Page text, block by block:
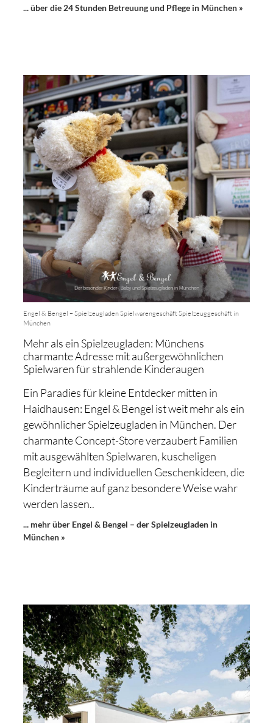
... über die 24 Stunden Betreuung und Pflege in München »
Engel & Bengel – Spielzeugladen Spielwarengeschäft Spielzeuggeschäft in
München
Mehr als ein Spielzeugladen: Münchens
charmante Adresse mit außergewöhnlichen
Spielwaren für strahlende Kinderaugen
Ein Paradies für kleine Entdecker mitten in
Haidhausen: Engel & Bengel ist weit mehr als ein
gewöhnlicher Spielzeugladen in München. Der
charmante Concept-Store verzaubert Familien
mit ausgewählten Spielwaren, kuscheligen
Begleitern und individuellen Geschenkideen, die
Kinderträume auf ganz besondere Weise wahr
werden lassen..
... mehr über Engel & Bengel – der Spielzeugladen in
München »